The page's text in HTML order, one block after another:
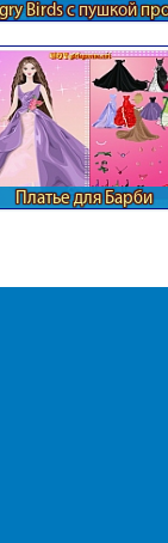
Birds с пушкой
Платье для Барби